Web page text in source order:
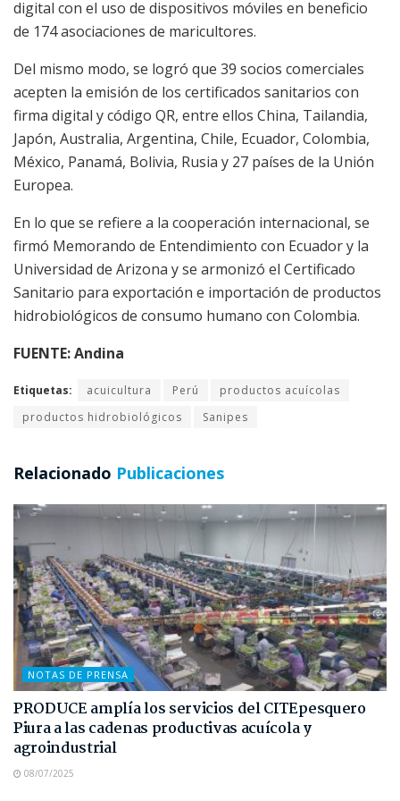
digital con el uso de dispositivos móviles en beneficio
de 174 asociaciones de maricultores.
Del mismo modo, se logró que 39 socios comerciales
acepten la emisión de los certificados sanitarios con
firma digital y código QR, entre ellos China, Tailandia,
Japón, Australia, Argentina, Chile, Ecuador, Colombia,
México, Panamá, Bolivia, Rusia y 27 países de la Unión
Europea.
En lo que se refiere a la cooperación internacional, se
firmó Memorando de Entendimiento con Ecuador y la
Universidad de Arizona y se armonizó el Certificado
Sanitario para exportación e importación de productos
hidrobiológicos de consumo humano con Colombia.
FUENTE: Andina
Etiquetas: acuicultura Perú
productos acuícolas
productos hidrobiológicos
Sanipes
Relacionado Publicaciones
NOTAS DE PRENSA
PRODUCE amplía los servicios del CITEpesquero
Piura a las cadenas productivas acuícola y
agroindustrial
08/07/2025